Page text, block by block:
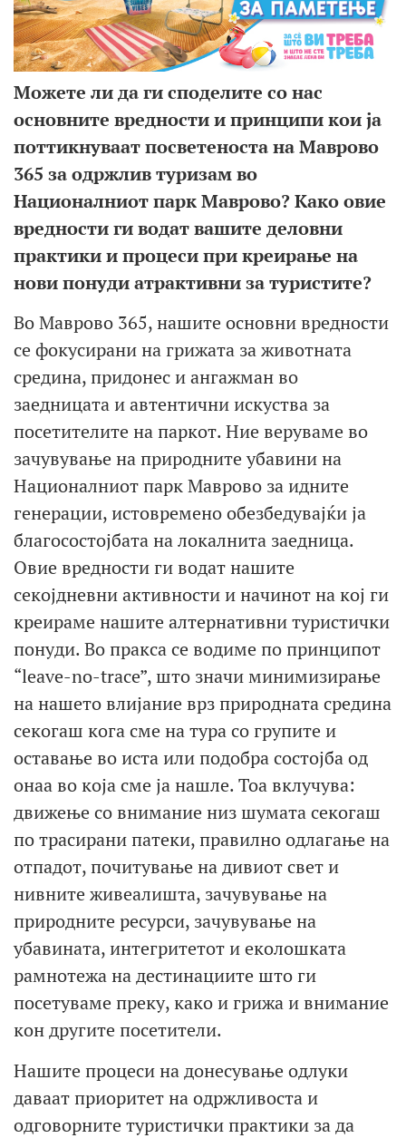
Можете ли да ги споделите со нас
основните вредности и принципи кои ја
поттикнуваат посветеноста на Маврово
365 за одржлив туризам во
Националниот парк Маврово? Како овие
вредности ги водат вашите деловни
практики и процеси при креирање на
нови понуди атрактивни за туристите?
Во Маврово 365, нашите основни вредности
се фокусирани на грижата за животната
средина, придонес и ангажман во
заедницата и автентични искуства за
посетителите на паркот. Ние веруваме во
зачувување на природните убавини на
Националниот парк Маврово за идните
генерации, истовремено обезбедувајќи ја
благосостојбата на локалнита заедница.
Овие вредности ги водат нашите
секојдневни активности и начинот на кој ги
креираме нашите алтернативни туристички
понуди. Во пракса се водиме по принципот
“leave-no-trace”, што значи минимизирање
на нашето влијание врз природната средина
секогаш кога сме на тура со групите и
оставање во иста или подобра состојба од
онаа во која сме ја нашле. Тоа вклучува:
движење со внимание низ шумата секогаш
по трасирани патеки, правилно одлагање на
отпадот, почитување на дивиот свет и
нивните живеалишта, зачувување на
природните ресурси, зачувување на
убавината, интегритетот и еколошката
рамнотежа на дестинациите што ги
посетуваме преку, како и грижа и внимание
кон другите посетители.
Нашите процеси на донесување одлуки
даваат приоритет на одржливоста и
одговорните туристички практики за да